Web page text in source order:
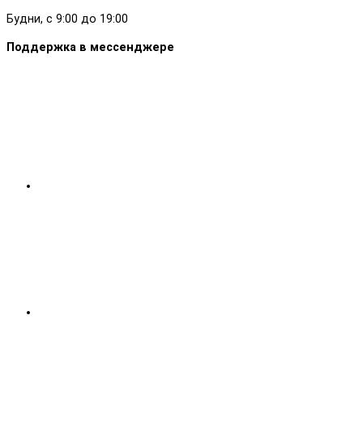
Будни, с 9:00 до 19:00
Поддержка в мессенджере